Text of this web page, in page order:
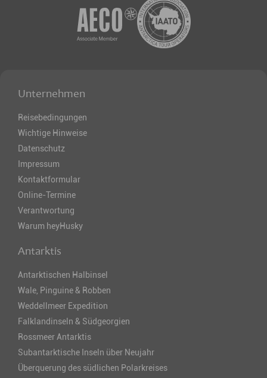
Unternehmen
Reisebedingungen
Wichtige Hinweise
Datenschutz
Impressum
Kontaktformular
Online-Termine
Verantwortung
Warum heyHusky
Antarktis
Antarktischen Halbinsel
Wale, Pinguine & Robben
Weddellmeer Expedition
Falklandinseln & Südgeorgien
Rossmeer Antarktis
Subantarktische Inseln über Neujahr
Überquerung des südlichen Polarkreises